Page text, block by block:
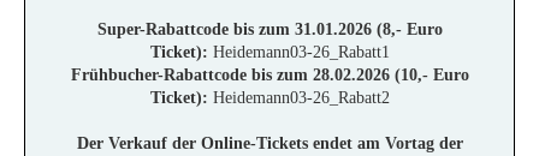
Super-Rabattcode bis zum 31.01.2026(8,- Euro
Ticket): Heidemann03-26_Rabatt1
Frühbucher-Rabattcode bis zum 28.02.2026(10,- Euro
Ticket): Heidemann03-26_Rabatt2
Der Verkauf der Online-Tickets endet am Vortag der